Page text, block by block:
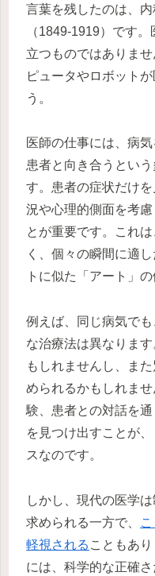
言葉を残したのは、
（1849-1919）です
立つものではありま
ピュータやロボット
う。
医師の仕事には、病
患者と向き合うとい
す。患者の症状だけ
況や心理的側面を考
とが重要です。これ
く、個々の瞬間に適
トに似た「アート」
例えば、同じ病気で
な治療法は異なりま
もしれませんし、ま
められるかもしれま
験、患者との対話を
を見つけ出すことが
スなのです。
しかし、現代の医学
求められる一方で、
軽視される こともあ
には、科学的な正確